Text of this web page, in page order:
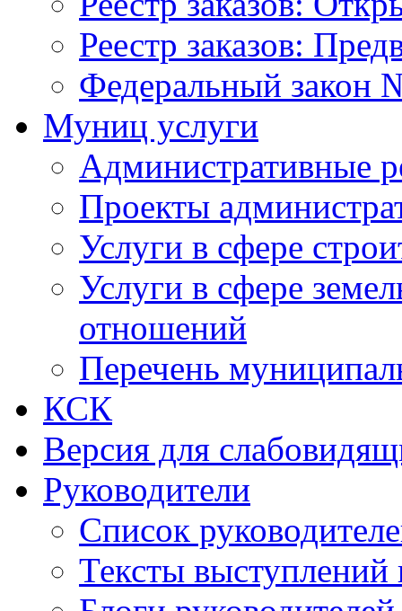
Реестр заказов:
Федеральный закон
Муниц услуги
Административные
Проекты
Услуги в сфере
Услуги в сфере
отношений
Перечень
КСК
Версия для
Руководители
Список
Тексты выступлений